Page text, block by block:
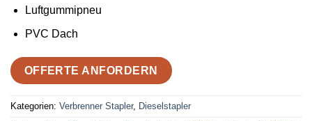
Luftgummipneu
PVC Dach
OFFERTE ANFORDERN
Kategorien: Verbrenner Stapler, Dieselstapler